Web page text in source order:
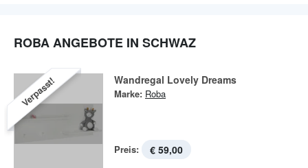
ROBA ANGEBOTE IN SCHWAZ
Verpasst! Wandregal Lovely Dreams
Marke: Roba
Preis: € 59,00